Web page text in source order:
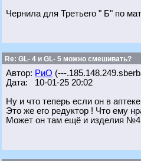
Чернила для Третьего " Б" по
Re: GL- 4 и GL- 5 можно смешивать?
Автор: РиО (---
Дата: 10-01-25 20:02
Ну и что теперь если он в
Это же его редуктор ! Что ему
Может он там ещё и изделия №4